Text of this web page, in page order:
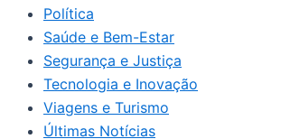
Política
Saúde e Bem-Estar
Segurança e Justiça
Tecnologia e Inovação
Viagens e Turismo
Últimas Notícias